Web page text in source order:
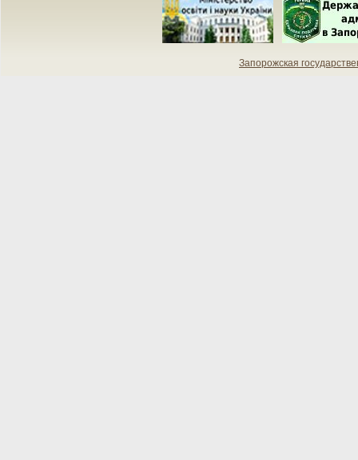
Запорожская